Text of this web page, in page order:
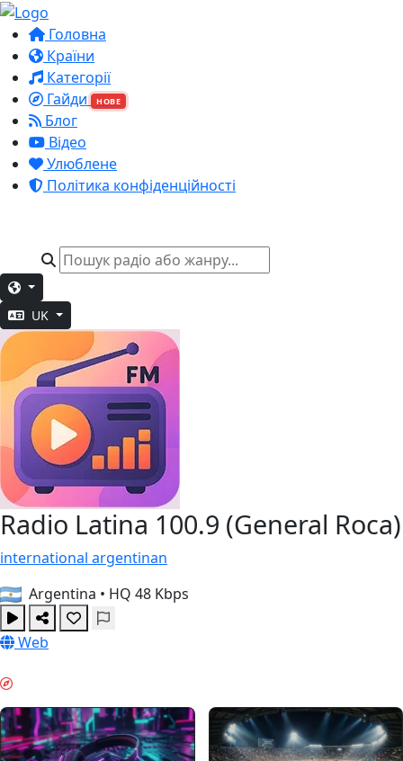
Головна
Країни
Категорії
Гайди
НОВЕ
Блог
Відео
Улюблене
Політика конфіденційності
UK
Radio Latina 100.9 (General Roca)
international argentinan
Argentina • HQ 48 Kbps
Web